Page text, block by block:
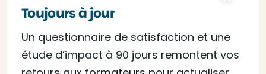
Toujours à jour
Un questionnaire de satisfaction et une
étude d’impact à 90 jours remontent vos